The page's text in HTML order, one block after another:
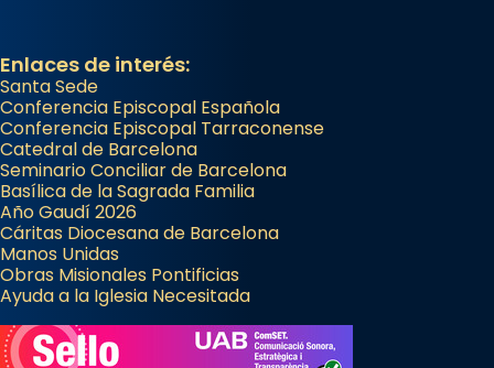
Enlaces de interés:
Santa Sede
Conferencia Episcopal Española
Conferencia Episcopal Tarraconense
Catedral de Barcelona
Seminario Conciliar de Barcelona
Basílica de la Sagrada Familia
Año Gaudí 2026
Cáritas Diocesana de Barcelona
Manos Unidas
Obras Misionales Pontificias
Ayuda a la Iglesia Necesitada